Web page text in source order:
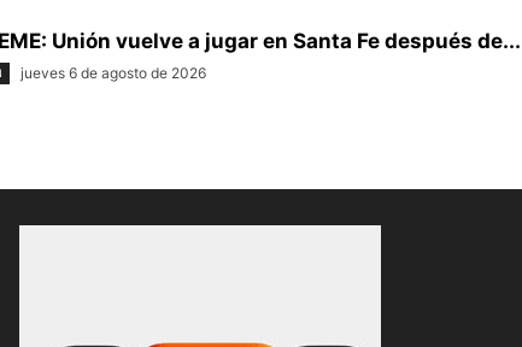
Unión vuelve a jugar en Santa Fe después de...
jueves 6 de agosto de 2026